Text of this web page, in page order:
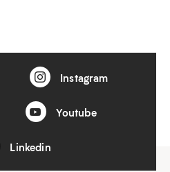
Instagram
Youtube
Linkedin